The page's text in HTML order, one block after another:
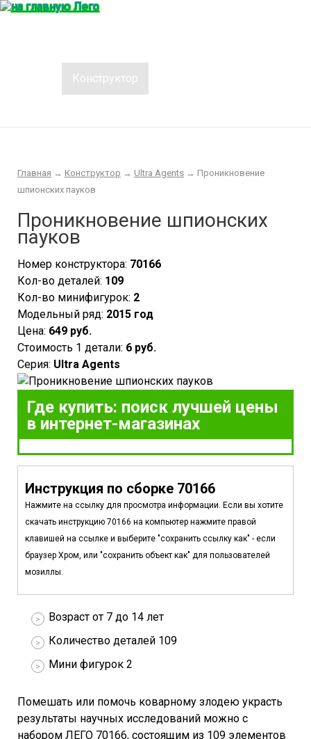
Конструктор
Главная → Конструктор → Ultra Agents → Проникновение
шпионских пауков
Проникновение шпионских
пауков
Номер конструктора: 70166
Кол-во деталей: 109
Кол-во минифигурок: 2
Модельный ряд: 2015 год
Цена: 649 руб.
Стоимость 1 детали: 6 руб.
Серия: Ultra Agents
Где купить: поиск лучшей цены
в интернет-магазинах
Инструкция по сборке 70166
Нажмите на ссылку для просмотра информации. Если вы хотите
скачать инструкцию 70166 на компьютер нажмите правой
клавишей на ссылке и выберите "сохранить ссылку как" - если
браузер Хром, или "сохранить объект как" для пользователей
мозиллы.
Возраст от 7 до 14 лет
Количество деталей 109
Мини фигурок 2
Помешать или помочь коварному злодею украсть
результаты научных исследований можно с
набором ЛЕГО 70166, состоящим из 109 элементов